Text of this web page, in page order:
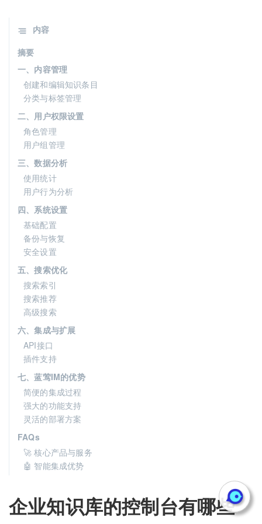
企业知识库的控制台有哪些
内容
摘要
一、内容管理
创建和编辑知识条目
分类与标签管理
二、用户权限设置
角色管理
用户组管理
三、数据分析
使用统计
用户行为分析
四、系统设置
基础配置
备份与恢复
安全设置
五、搜索优化
搜索索引
搜索推荐
高级搜索
六、集成与扩展
API接口
插件支持
七、蓝莺IM的优势
简便的集成过程
强大的功能支持
灵活的部署方案
FAQs
🚀 核心产品与服务
🤖 智能集成优势